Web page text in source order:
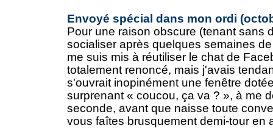
Envoyé spécial dans mon ordi
Pour une raison obscure (tenant sans
socialiser après quelques semaines
me suis mis à réutiliser le chat de
totalement renoncé, mais j'avais
s'ouvrait inopinément une fenêtre
surprenant « coucou, ça va ? », à me
seconde, avant que naisse toute
vous faîtes brusquement demi-tour en